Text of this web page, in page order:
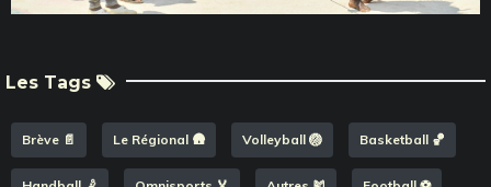
Les Tags
Brève 📄 Le Régional 🛖 Volleyball 🏐 Basketball 🏀